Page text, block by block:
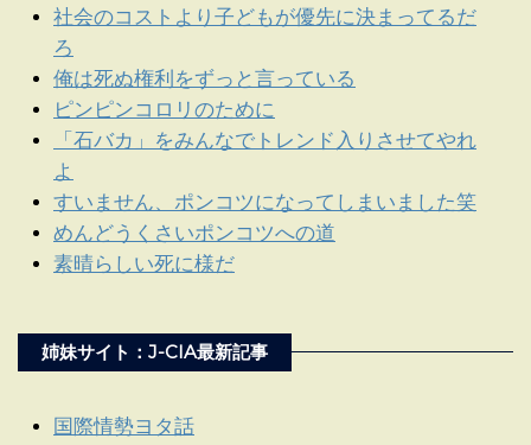
社会のコストより子どもが優先に決まってるだ
ろ
俺は死ぬ権利をずっと言っている
ピンピンコロリのために
「石バカ」をみんなでトレンド入りさせてやれ
よ
すいません、ポンコツになってしまいました笑
めんどうくさいポンコツへの道
素晴らしい死に様だ
姉妹サイト：J-CIA最新記事
国際情勢ヨタ話